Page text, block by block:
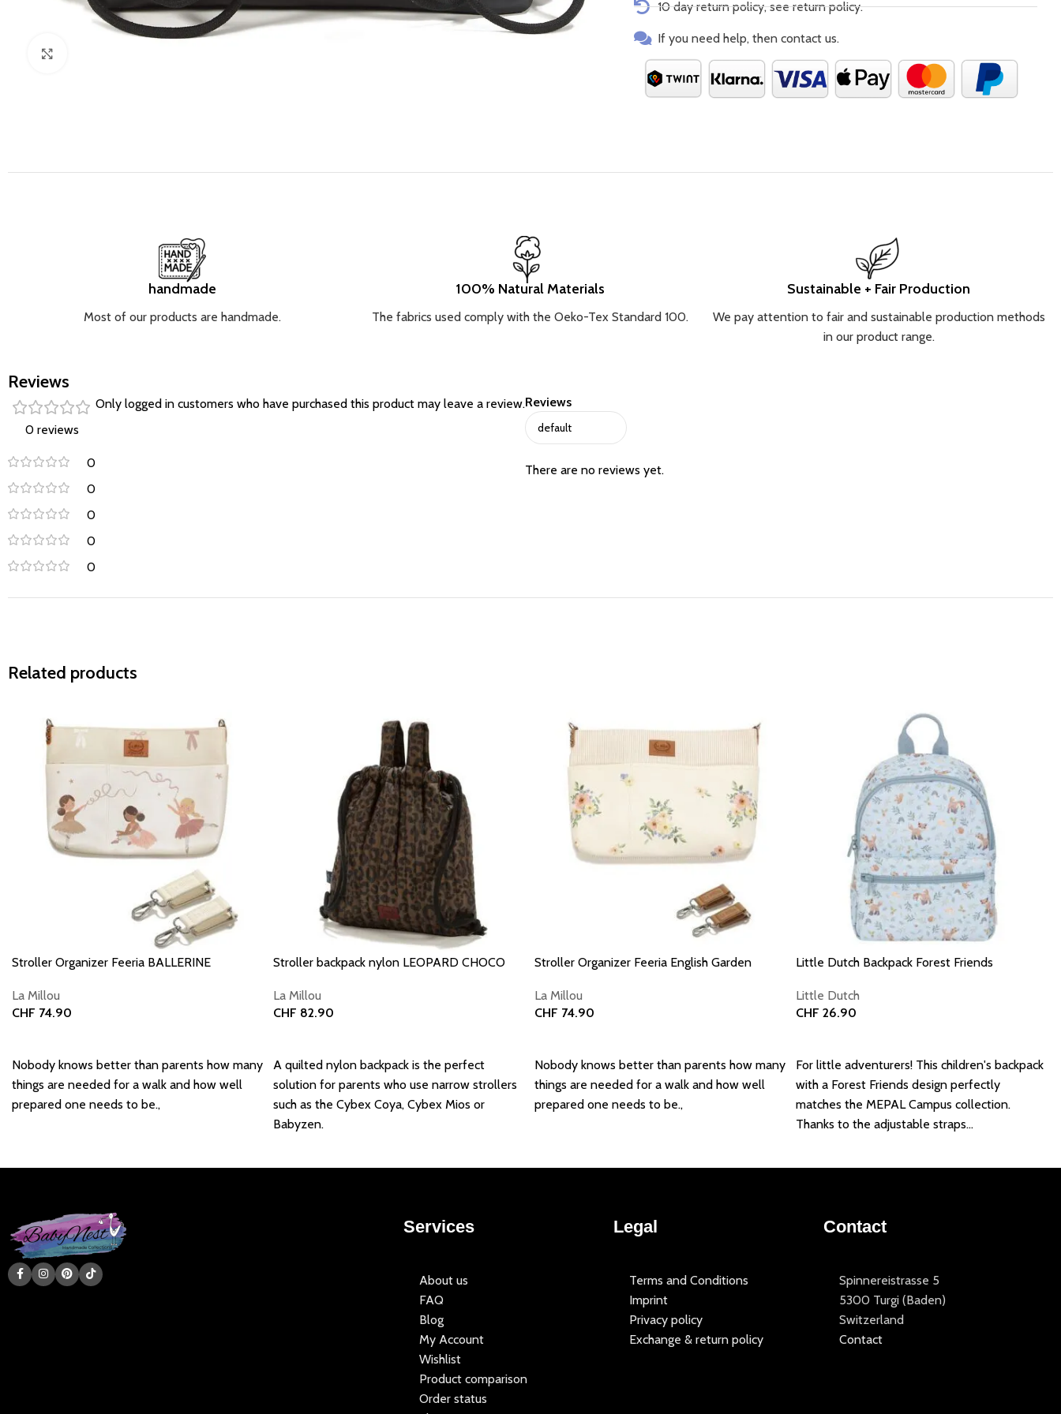
geordnete Aufbewahrung. • Einzigartiges Interieur – das Innenfutter des
Rucksacks mit einem originellen La Millou-Print verleiht ihm einen
unverwechselbaren Charakter • Einzigartiges Innenfutter – mit einem
originellen La Millou-Print, der dem Rucksack eine besondere Note
verleiht. Der Turnbeutel ist eine vielseitige Lösung für alle, die Stil und
passt sowohl zu lässigen, sportlichen Outfits als auch zu eleganteren
10 day return policy, see return policy.
If you need help, then contact us.
handmade
Most of our products are handmade.
100% Natural Materials
The fabrics used comply with the Oeko-Tex Standard 100.
Sustainable + Fair Production
We pay attention to fair and sustainable production methods
in our product range.
Reviews
0 reviews
0
0
0
0
0
Reviews
There are no reviews yet.
Only logged in customers who have purchased this product may leave a review.
Related products
Stroller Organizer Feeria BALLERINE
La Millou
CHF 74.90
Nobody knows better than parents how many
things are needed for a walk and how well
prepared one needs to be.,
Stroller backpack nylon LEOPARD CHOCO
La Millou
CHF 82.90
A quilted nylon backpack is the perfect
solution for parents who use narrow strollers
such as the Cybex Coya, Cybex Mios or
Babyzen.
Stroller Organizer Feeria English Garden
La Millou
CHF 74.90
Nobody knows better than parents how many
things are needed for a walk and how well
prepared one needs to be.,
Little Dutch Backpack Forest Friends
Little Dutch
CHF 26.90
For little adventurers! This children's backpack
with a Forest Friends design perfectly
matches the MEPAL Campus collection.
Thanks to the adjustable straps...
Services
About us
FAQ
Blog
My Account
Wishlist
Product comparison
Order status
Legal
Terms and Conditions
Imprint
Privacy policy
Exchange & return policy
Contact
Spinnereistrasse 5
5300 Turgi (Baden)
Switzerland
Contact